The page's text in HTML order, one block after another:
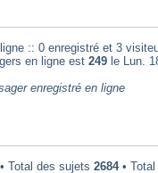
:: 0 enregistré et 3
en ligne est 249le Lun.
enregistré en ligne
Total des sujets 2684• Total